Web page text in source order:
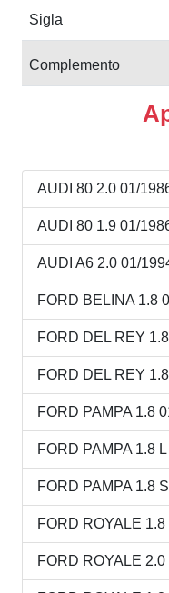
Sigla
Complemento
AUDI 80 2.0 01/
AUDI 80 1.9 01/
AUDI A6 2.0 01/
FORD BELINA 1.8
FORD DEL REY
FORD DEL REY
FORD PAMPA 1.8
FORD PAMPA 1.8
FORD PAMPA 1.8
FORD ROYALE
FORD ROYALE